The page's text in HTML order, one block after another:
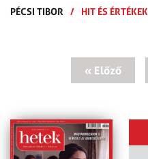
PÉCSI TIBOR
/ HIT ÉS ÉRTÉKEK
« Előző